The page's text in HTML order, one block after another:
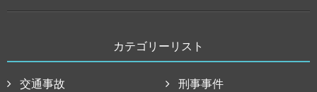
カテゴリーリスト
交通事故 刑事事件